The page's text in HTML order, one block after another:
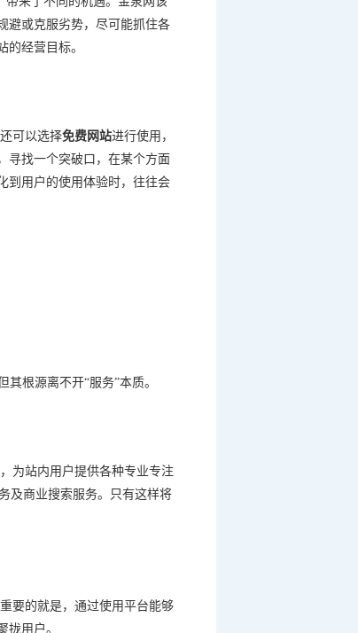
避或克服劣势，尽可能抓住各
经营目标。
可以选择免费网站进行使用，
寻找一个突破口，在某个方面
到用户的使用体验时，往往会
其根源离不开“服务”本质。
为站内用户提供各种专业专注
及商业搜索服务。只有这样将
要的就是，通过使用平台能够
用户。